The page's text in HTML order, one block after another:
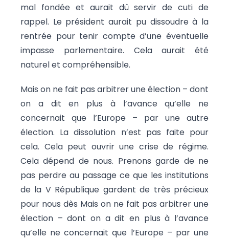
mal fondée et aurait dû servir de cuti de
rappel. Le président aurait pu dissoudre à la
rentrée pour tenir compte d’une éventuelle
impasse parlementaire. Cela aurait été
naturel et compréhensible.
Mais on ne fait pas arbitrer une élection – dont
on a dit en plus à l’avance qu’elle ne
concernait que l’Europe – par une autre
élection. La dissolution n’est pas faite pour
cela. Cela peut ouvrir une crise de régime.
Cela dépend de nous. Prenons garde de ne
pas perdre au passage ce que les institutions
de la V République gardent de très précieux
pour nous dès Mais on ne fait pas arbitrer une
élection – dont on a dit en plus à l’avance
qu’elle ne concernait que l’Europe – par une